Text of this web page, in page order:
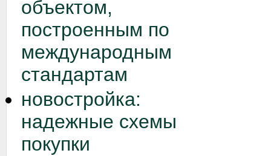
объектом,
построенным по
международным
стандартам
новостройка:
надежные схемы
покупки